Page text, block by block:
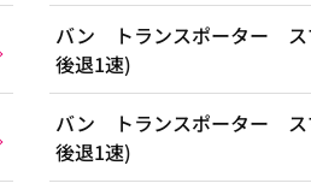
バン トランスポーター ス
後退1速)
バン トランスポーター ス
後退1速)